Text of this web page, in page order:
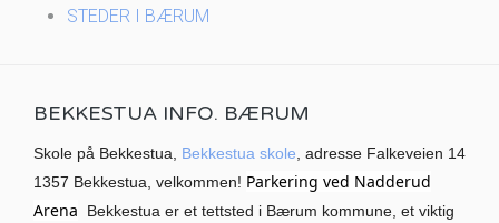
STEDER I BÆRUM
BEKKESTUA INFO. BÆRUM
Skole på Bekkestua, Bekkestua skole, adresse Falkeveien 14
1357 Bekkestua, velkommen! Parkering ved Nadderud
Arena
Bekkestua er et tettsted i Bærum kommune, et viktig